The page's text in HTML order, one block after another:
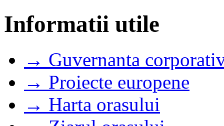
Informatii utile
→ Guvernanta
→ Proiecte europene
→ Harta orasului